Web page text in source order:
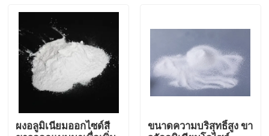
ทัวร์โรงงาน
ควบคุมคุณภาพ
ผงอลูมิเนียมออกไซด์สี
ขนาดความบริสุทธิ์สูง ขา